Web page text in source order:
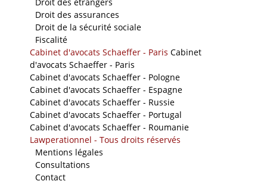
Droit des assurances
Droit de la sécurité sociale
Fiscalité
Cabinet d'avocats Schaeffer - Paris Cabinet
d'avocats Schaeffer - Paris
Cabinet d'avocats Schaeffer - Pologne
Cabinet d'avocats Schaeffer - Espagne
Cabinet d'avocats Schaeffer - Russie
Cabinet d'avocats Schaeffer - Portugal
Cabinet d'avocats Schaeffer - Roumanie
Lawperationnel - Tous droits réservés
Mentions légales
Consultations
Contact